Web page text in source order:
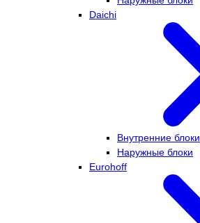
Daichi
Внутренние блоки
Наружные блоки
Eurohoff